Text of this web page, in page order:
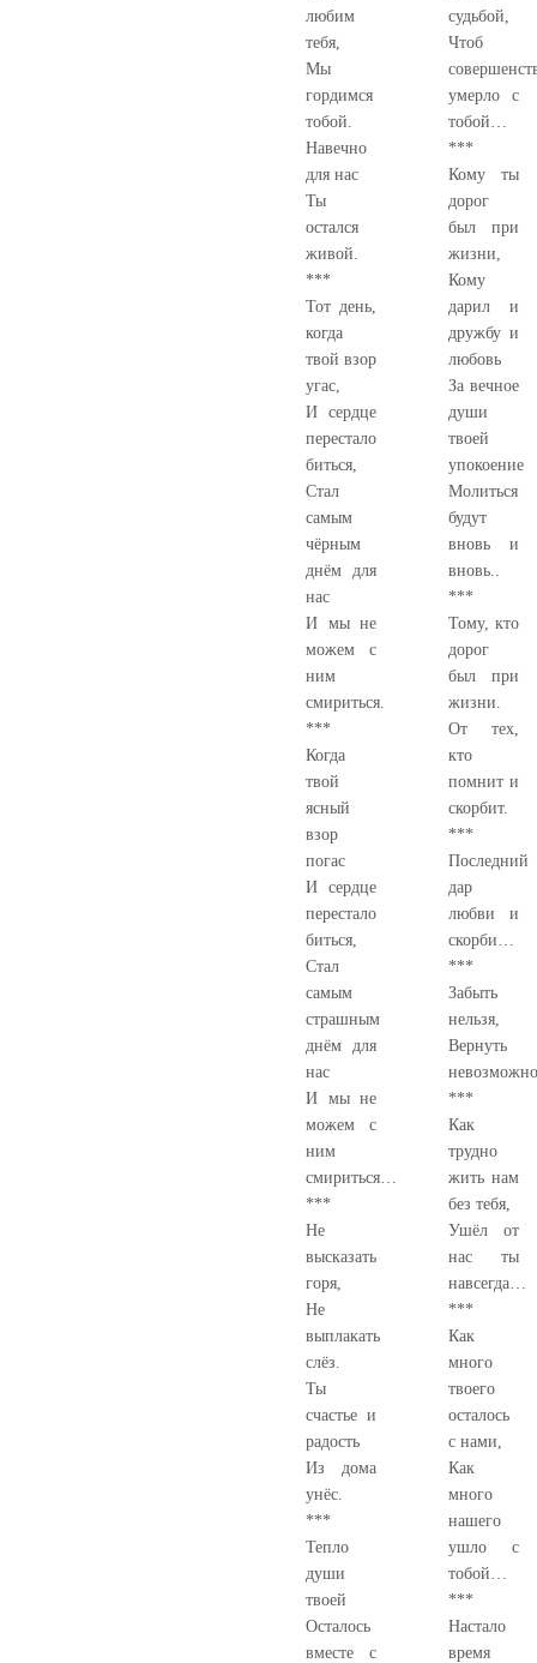
любим
тебя,
Мы
гордимся
тобой.
Навечно
для нас
Ты
остался
живой.
***
Тот день,
когда
твой взор
угас,
И сердце
перестало
биться,
Стал
самым
чёрным
днём для
нас
И мы не
можем с
ним
смириться.
***
Когда
твой
ясный
взор
погас
И сердце
перестало
биться,
Стал
самым
страшным
днём для
нас
И мы не
можем с
ним
смириться…
***
Не
высказать
горя,
Не
выплакать
слёз.
Ты
счастье и
радость
Из дома
унёс.
***
Тепло
души
твоей
Осталось
вместе с
судьбой,
Чтоб
умерло с
тобой…
***
Кому ты
дорог
был при
жизни,
Кому
дарил и
дружбу и
любовь
За вечное
души
твоей
упокоение
Молиться
будут
вновь и
вновь..
***
Тому, кто
дорог
был при
жизни.
От тех,
кто
помнит и
скорбит.
***
Последний
дар
любви и
скорби…
***
Забыть
нельзя,
Вернуть
***
Как
трудно
жить нам
без тебя,
Ушёл от
нас ты
навсегда…
***
Как
много
твоего
осталось
с нами,
Как
много
нашего
ушло с
тобой…
***
Настало
время